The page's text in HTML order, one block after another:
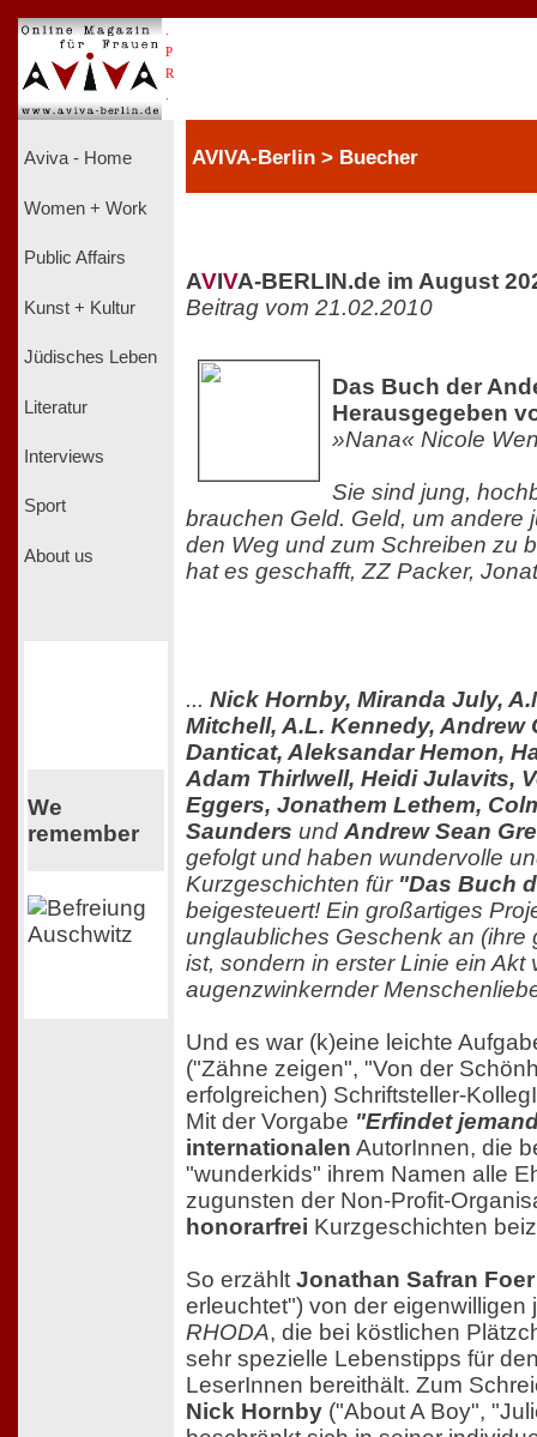
P
R
Aviva - Home
Women + Work
Public Affairs
Kunst + Kultur
Jüdisches Leben
Literatur
Interviews
Sport
About us
We
remember
AVIVA-Berlin > Buecher
AVIVA-BERLIN.de im August
Beitrag vom 21.02.2010
Das Buch der
Herausgegeben
»Nana« Nicole
Sie sind jung,
brauchen Geld. Geld, um andere
den Weg und zum Schreiben zu
hat es geschafft, ZZ Packer,
... Nick Hornby, Miranda July,
Mitchell, A.L. Kennedy, Andrew
Danticat, Aleksandar Hemon,
Adam Thirlwell, Heidi Julavits,
Eggers, Jonathem Lethem,
Saunders undAndrew Sean
gefolgt und haben wundervolle
Kurzgeschichten für "Das Buch
beigesteuert! Ein großartiges
unglaubliches Geschenk an (ihre
ist, sondern in erster Linie ein Akt
augenzwinkernder
Und es war (k)eine leichte
("Zähne zeigen", "Von der
erfolgreichen) Schriftsteller-
Mit der Vorgabe "Erfindet
internationalen AutorInnen, die
"wunderkids" ihrem Namen alle
zugunsten der Non-Profit-
honorarfrei Kurzgeschichten
So erzählt Jonathan Safran Foer
erleuchtet") von der eigenwilligen
RHODA, die bei köstlichen
sehr spezielle Lebenstipps für
LeserInnen bereithält. Zum
Nick Hornby ("About A Boy",